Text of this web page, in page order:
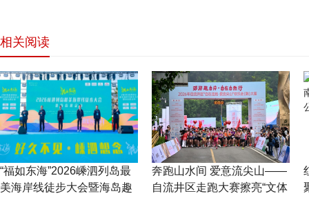
相关阅读
“福如东海”2026嵊泗列岛最
美海岸线徒步大会暨海岛趣
奔跑山水间 爱意流尖山——
自流井区走跑大赛擦亮“文体